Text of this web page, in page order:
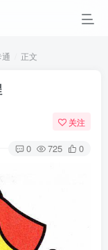
正文
关注
0 725 0